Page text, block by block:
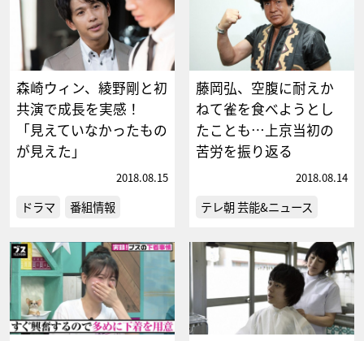
森崎ウィン、綾野剛と初
共演で成長を実感！
「見えていなかったもの
が見えた」
2018.08.15
ドラマ 番組情報
藤岡弘、空腹に耐えか
ねて雀を食べようとし
たことも…上京当初の
苦労を振り返る
2018.08.14
テレ朝 芸能&ニュース